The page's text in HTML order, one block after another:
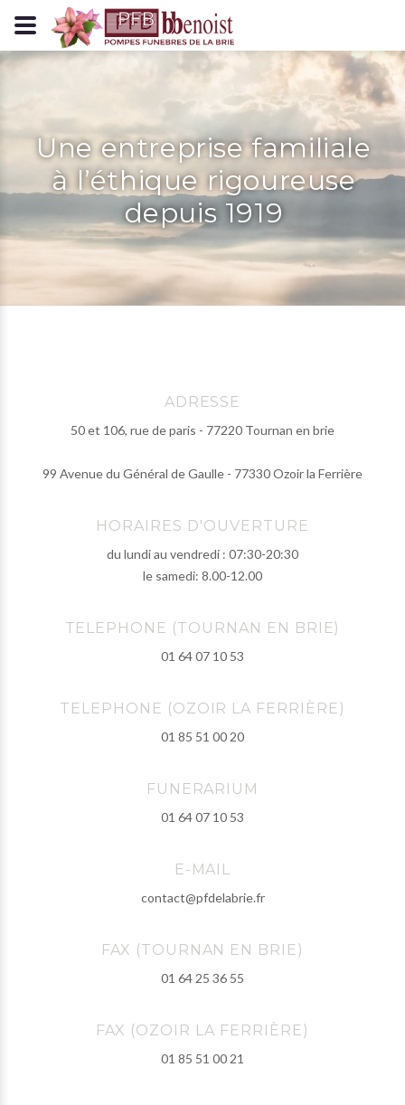
Panneau de gestion des cookies
Une entreprise familiale
à l’éthique rigoureuse
depuis 1919
ADRESSE
50 et 106, rue de paris - 77220 Tournan en brie
99 Avenue du Général de Gaulle - 77330 Ozoir la Ferrière
HORAIRES D'OUVERTURE
du lundi au vendredi : 07:30-20:30
le samedi: 8.00-12.00
TELEPHONE (TOURNAN EN BRIE)
01 64 07 10 53
TELEPHONE (OZOIR LA FERRIÈRE)
01 85 51 00 20
FUNERARIUM
01 64 07 10 53
E-MAIL
contact@pfdelabrie.fr
FAX (TOURNAN EN BRIE)
01 64 25 36 55
FAX (OZOIR LA FERRIÈRE)
01 85 51 00 21